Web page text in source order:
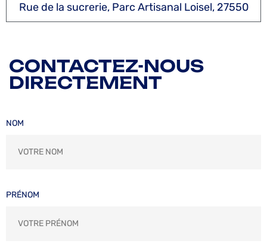
Rue de la sucrerie, Parc Artisanal Loisel, 27550
CONTACTEZ-NOUS
DIRECTEMENT
NOM
PRÉNOM